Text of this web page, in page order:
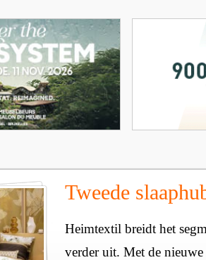
Tweede
Heimtextil breidt het
verder uit. Met de